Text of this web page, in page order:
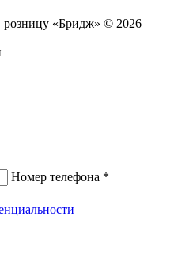
розницу «Бридж» © 2026
Номер телефона *